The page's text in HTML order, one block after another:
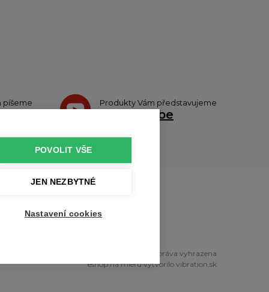
POVOLIT VŠE
JEN NEZBYTNÉ
Nastavení cookies
píšeme Produkty Vám představujeme
Youtube
© 2010 - 2026 profikuchar.cz Všechna práva vyhrazena
eshop na mieruvytvorilo vibration.sk